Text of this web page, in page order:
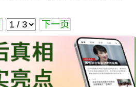
下一页